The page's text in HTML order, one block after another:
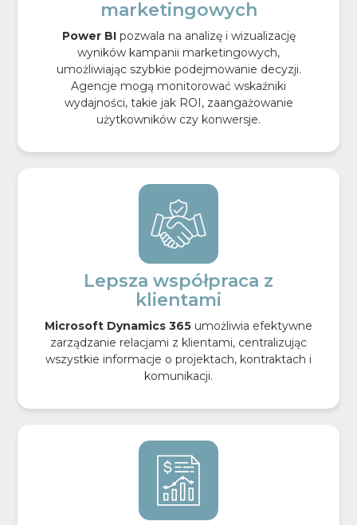
marketingowych
Power BIpozwala na analizę i wizualizację
wyników kampanii marketingowych,
umożliwiając szybkie podejmowanie decyzji.
Agencje mogą monitorować wskaźniki
wydajności, takie jak ROI, zaangażowanie
użytkowników czy konwersje.
Lepsza współpraca z
klientami
Microsoft Dynamics 365 umożliwia efektywne
zarządzanie relacjami z klientami, centralizując
wszystkie informacje o projektach, kontraktach i
komunikacji.